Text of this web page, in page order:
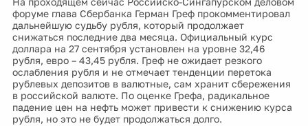
форуме глава Сбербанка Герман Греф прокомментировал
дальнейшую судьбу рубля, который продолжает
снижаться последние два месяца. Официальный курс
доллара на 27 сентября установлен на уровне 32,46
рубля, евро – 43,45 рубля. Греф не ожидает резкого
ослабления рубля и не отмечает тенденции перетока
рублевых депозитов в валютные, сам хранит сбережения
в российской валюте. По оценке Грефа, радикальное
падение цен на нефть может привести к снижению курса
рубля, но это не будет продолжаться долго.